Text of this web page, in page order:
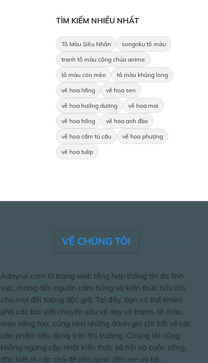
TÌM KIẾM NHIỀU NHẤT
Tô Màu Siêu Nhân songoku tô màu
tranh tô màu công chúa anime
tô màu con mèo tô màu khủng long
vẽ hoa hồng vẽ hoa sen
vẽ hoa hướng dương vẽ hoa mai
vẽ hoa hồng vẽ hoa anh đào
vẽ hoa cẩm tú cầu vẽ hoa phượng
vẽ hoa tulip
VỀ CHÚNG TÔI
Adayrui.com là trang web tổng hợp thông tin đa lĩnh
vực, mang đến nguồn cảm hứng và kiến thức hữu ích
cho mọi đối tượng độc giả. Tại đây, bạn có thể khám
phá các bài viết chuyên sâu về dạy vẽ tranh, tô màu,
mẹo sáng tạo, cũng như những đánh giá chi tiết về các
sản phẩm tiêu dùng trên thị trường. Chúng tôi cũng
không ngừng cập nhật kiến thức xã hội và cuộc sống,
đặc biệt là các chủ đề liên quan đến mẹ và bé.